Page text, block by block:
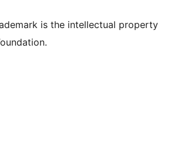
is the intellectual property